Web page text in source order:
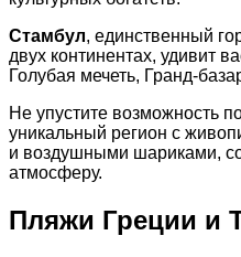
Стамбул, единственный
двух континентах, удивит
Голубая мечеть, Гранд-
Не упустите возможность
уникальный регион с
и воздушными шариками,
атмосферу.
Пляжи Греции и